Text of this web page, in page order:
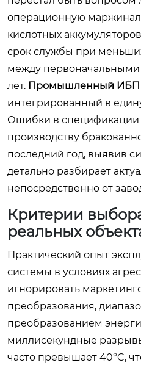
операционную
кислотных
срок службы при
между первоначальными
лет. Промышленный ИБП
интегрированный в
Ошибки в спецификации
производству
последний год, выявив
детально разбирает
непосредственно от
Критерии
реальных
Практический опыт
системы в условиях
игнорировать
преобразования,
преобразованием
миллисекундные
часто превышает 40°C,